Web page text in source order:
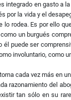
integrado en gasto
por la vida y el
rodea. Es por ello
un burgués
puede ser
involuntario, como
cada vez más en
razonamiento del
tan sólo en su